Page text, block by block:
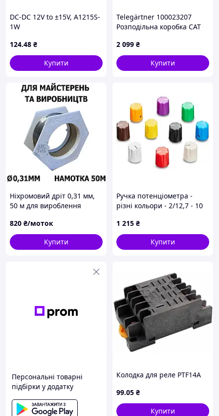
DC-DC 12V to ±15V, A1215S-
1W
124.48 ₴
Купити
Telegärtner 100023207
Розподільна коробка CAT
2 099 ₴
Купити
Ніхромовий дріт 0,31 мм,
50 м для вироблення
820 ₴/моток
Купити
Ручка потенціометра -
різні кольори - 2/12,7 - 10
1 215 ₴
Купити
Персональні товарні
підбірки у додатку
Колодка для реле PTF14A
99.05 ₴
Купити